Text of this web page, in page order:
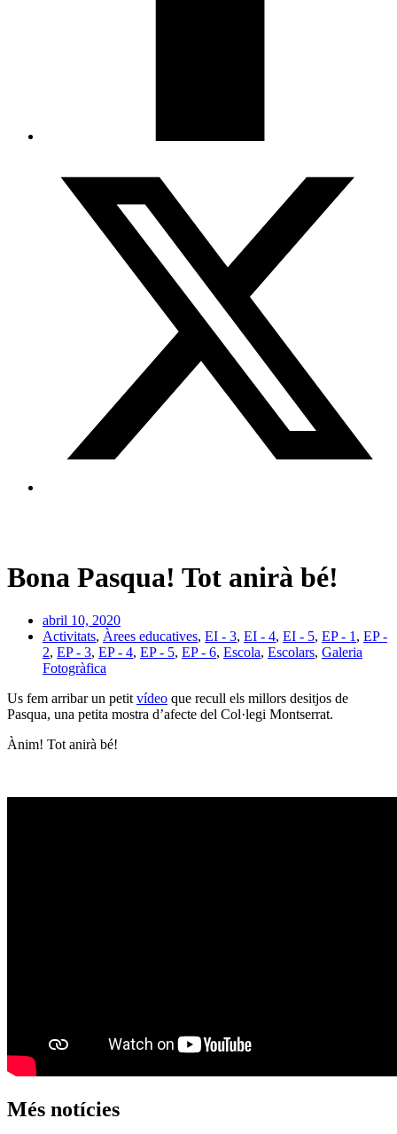
Bona Pasqua! Tot anirà bé!
abril 10, 2020
Activitats, Àrees educatives, EI - 3, EI - 4, EI - 5, EP - 1 , EP -
2, EP - 3, EP - 4, EP - 5, EP - 6, Escola, Escolars, Galeria
Fotogràfica
Us fem arribar un petit vídeo que recull els millors desitjos de
Pasqua, una petita mostra d’afecte del Col·legi Montserrat.
Ànim! Tot anirà bé!
Més notícies